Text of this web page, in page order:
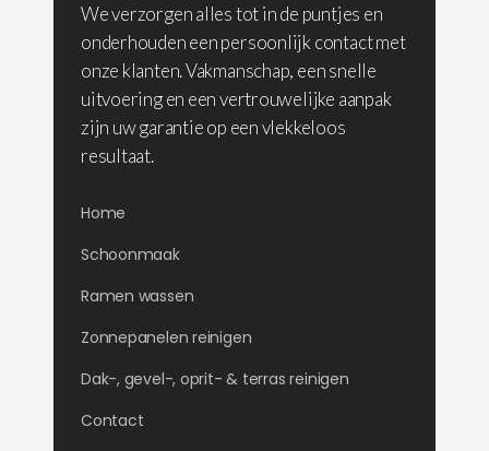
We verzorgen alles tot in de puntjes en
onderhouden een persoonlijk contact met
onze klanten. Vakmanschap, een snelle
uitvoering en een vertrouwelijke aanpak
zijn uw garantie op een vlekkeloos
resultaat.
Home
Schoonmaak
Ramen wassen
Zonnepanelen reinigen
Dak-, gevel-, oprit- & terras reinigen
Contact